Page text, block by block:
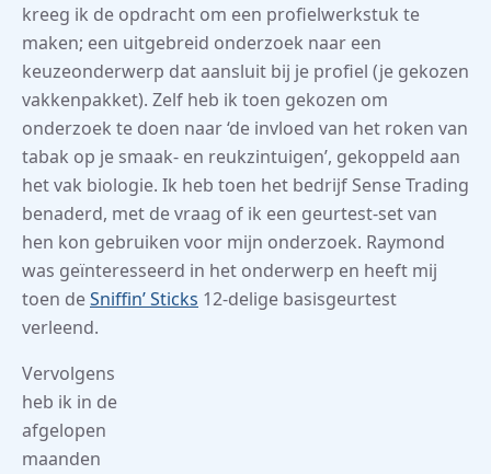
kreeg ik de opdracht om een profielwerkstuk te
maken; een uitgebreid onderzoek naar een
keuzeonderwerp dat aansluit bij je profiel (je gekozen
vakkenpakket). Zelf heb ik toen gekozen om
onderzoek te doen naar ‘de invloed van het roken van
tabak op je smaak- en reukzintuigen’, gekoppeld aan
het vak biologie. Ik heb toen het bedrijf Sense Trading
benaderd, met de vraag of ik een geurtest-set van
hen kon gebruiken voor mijn onderzoek. Raymond
was geïnteresseerd in het onderwerp en heeft mij
toen deSniffin’ Sticks 12-delige basisgeurtest
verleend.
Vervolgens
heb ik in de
afgelopen
maanden